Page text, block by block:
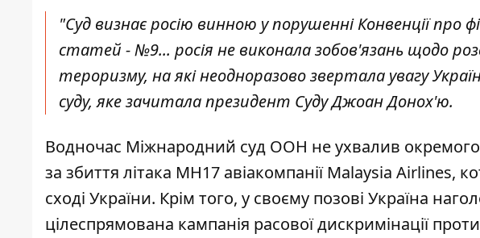
"Суд визнає росію винною у порушенні Конвенції про
статей - №9... росія не виконала зобов'язань щодо
тероризму, на які неодноразово звертала увагу
суду, яке зачитала президент Суду Джоан Донох'ю.
Водночас Міжнародний суд ООН не ухвалив окремого
за збиття літака MH17 авіакомпанії Malaysia Airlines,
сході України. Крім того, у своєму позові Україна
цілеспрямована кампанія расової дискримінації